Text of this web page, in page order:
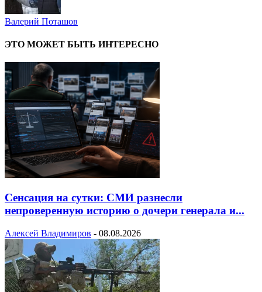
Валерий Поташов
ЭТО МОЖЕТ БЫТЬ ИНТЕРЕСНО
Сенсация на сутки: СМИ разнесли
непроверенную историю о дочери генерала и...
Алексей Владимиров - 08.08.2026